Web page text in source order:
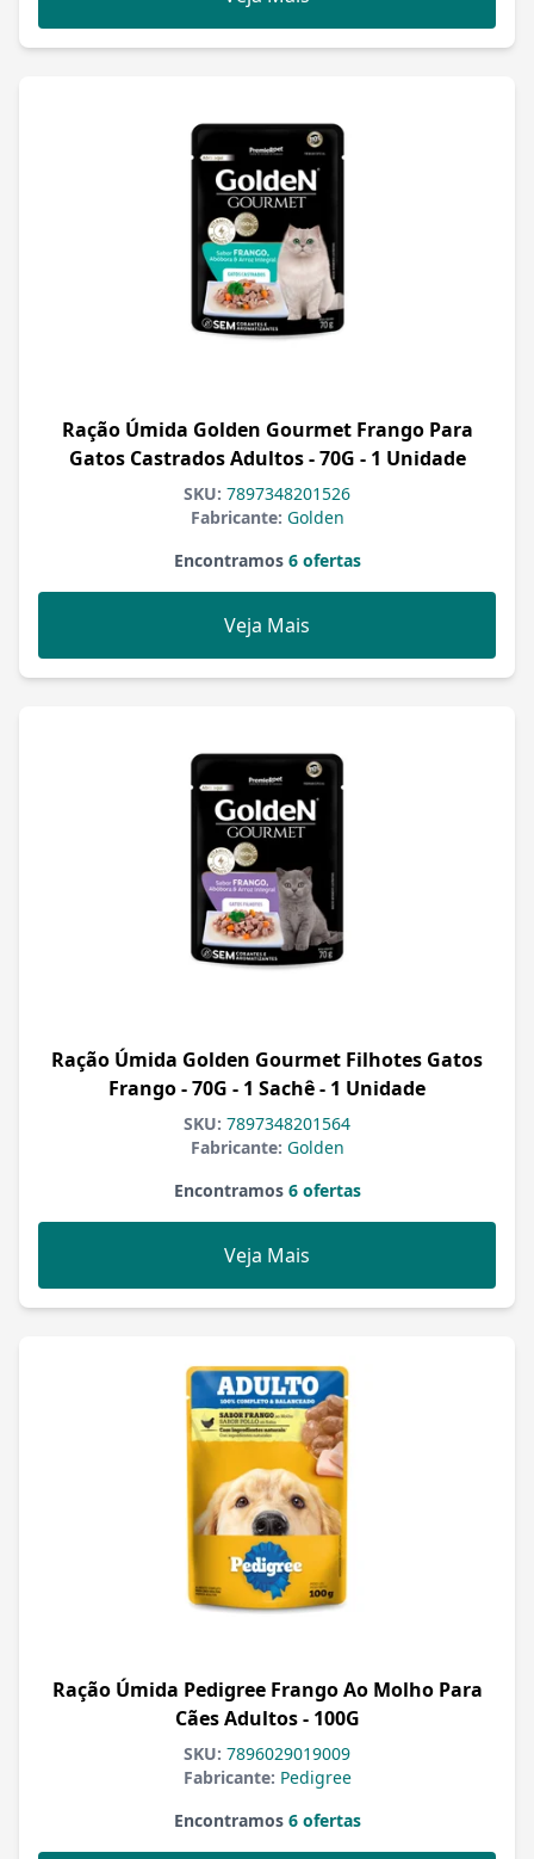
Ração Úmida Golden Gourmet Frango Para
Gatos Castrados Adultos - 70G - 1 Unidade
SKU: 7897348201526
Fabricante: Golden
Encontramos6 ofertas
Veja Mais
Ração Úmida Golden Gourmet Filhotes Gatos
Frango - 70G - 1 Sachê - 1 Unidade
SKU: 7897348201564
Fabricante: Golden
Encontramos6 ofertas
Veja Mais
Ração Úmida Pedigree Frango Ao Molho Para
Cães Adultos - 100G
SKU: 7896029019009
Fabricante: Pedigree
Encontramos6 ofertas